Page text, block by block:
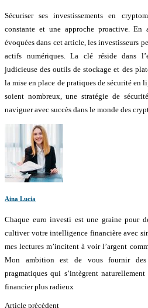
Sécuriser ses investissements en
constante et une approche proactive. En
évoquées dans cet article, les investisseurs
actifs numériques. La clé réside dans
judicieuse des outils de stockage et des
la mise en place de pratiques de sécurité en
soient nombreux, une stratégie de
naviguer avec succès dans le monde des
Aina Lucia
Chaque euro investi est une graine pour
cultiver votre intelligence financière avec
mes lectures m’incitent à voir l’argent
Mon ambition est de vous fournir
pragmatiques qui s’intègrent
financier plus radieux
Article prècèdent